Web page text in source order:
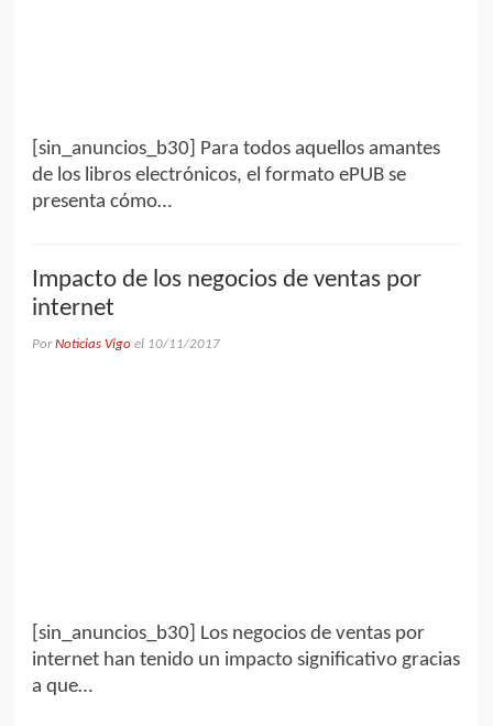
[sin_anuncios_b30] Para todos aquellos amantes
de los libros electrónicos, el formato ePUB se
presenta cómo…
Impacto de los negocios de ventas por
internet
PorNoticias Vigo el 10/11/2017
[sin_anuncios_b30] Los negocios de ventas por
internet han tenido un impacto significativo gracias
a que…